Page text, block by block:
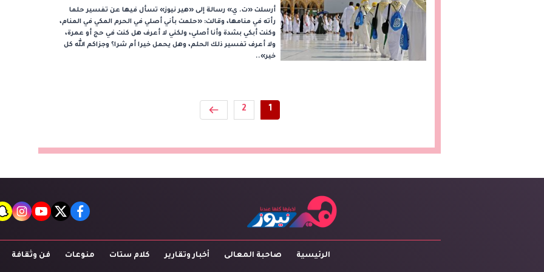
أرسلت «ت. ي» رسالة إلى «هير نيوز» تسأل فيها عن تفسير حلما
رأته في منامها، وقالت: «حلمت بأني أصلي في الحرم المكي في المنام،
وكنت أبكي بشدة وأنا أصلي، ولكني لا أعرف هل كنت في حج أو عمرة،
ولا أعرف تفسير ذلك الحلم، وهل يحمل خيرا أم شرا؟ وجزاكم الله كل
خير»..
1
2
facebook
twitter
youtube
الرئيسية صاحبة المعالى أخبار وتقارير كلام ستات منوعات فن وثقافة